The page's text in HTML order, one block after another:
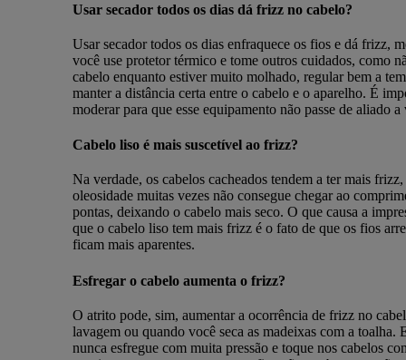
Usar secador todos os dias dá frizz no cabelo?
Usar secador todos os dias enfraquece os fios e dá frizz,
você use protetor térmico e tome outros cuidados, como
cabelo enquanto estiver muito molhado, regular bem a
manter a distância certa entre o cabelo e o aparelho. É
moderar para que esse equipamento não passe de aliado
Cabelo liso é mais suscetível ao frizz?
Na verdade, os cabelos cacheados tendem a ter mais
oleosidade muitas vezes não consegue chegar ao
pontas, deixando o cabelo mais seco. O que causa a
que o cabelo liso tem mais frizz é o fato de que os fios
ficam mais aparentes.
Esfregar o cabelo aumenta o frizz?
O atrito pode, sim, aumentar a ocorrência de frizz no
lavagem ou quando você seca as madeixas com a toalha.
nunca esfregue com muita pressão e toque nos cabelos